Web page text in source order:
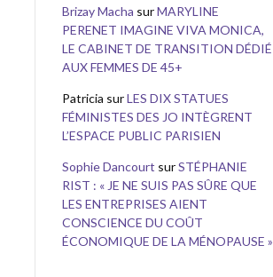
Brizay Macha surMARYLINE
PERENET IMAGINE VIVA MONICA,
LE CABINET DE TRANSITION DÉDIÉ
AUX FEMMES DE 45+
Patricia surLES DIX STATUES
FÉMINISTES DES JO INTÈGRENT
L’ESPACE PUBLIC PARISIEN
Sophie Dancourt surSTÉPHANIE
RIST : « JE NE SUIS PAS SÛRE QUE
LES ENTREPRISES AIENT
CONSCIENCE DU COÛT
ÉCONOMIQUE DE LA MÉNOPAUSE »